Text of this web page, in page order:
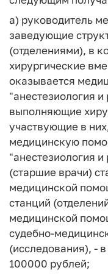
а) руководитель
заведующие
(отделениями), в
хирургические
оказывается
"анестезиология
выполняющие
участвующие в
медицинскую
"анестезиология
(старшие врачи)
медицинской
станций
медицинской
судебно-
(исследования), -
100000 рублей;